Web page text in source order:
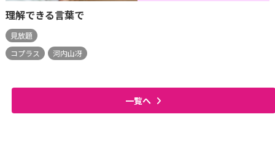
理解できる言葉で
見放題
コプラス
河内山冴
一覧へ